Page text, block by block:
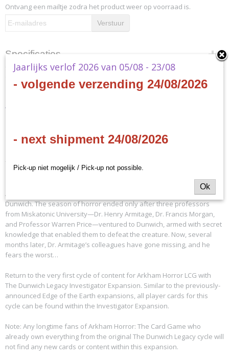
Ontvang een mailtje zodra het product weer op voorraad is.
Verstuur
Specificaties
Productcode
AHC65
Omschrijving
Arkham Horror - The
- EN
A monstrous presence once terrorized the secluded village of
Dunwich. The season of horror ended only after three professors
from Miskatonic University—Dr. Henry Armitage, Dr. Francis Morgan,
and Professor Warren Price—ventured to Dunwich, armed with secret
knowledge that enabled them to defeat the creature. Now, several
months later, Dr. Armitage’s colleagues have gone missing, and he
fears the worst…
Return to the very first cycle of content for Arkham Horror LCG with
The Dunwich Legacy Investigator Expansion. Similar to the previously-
announced Edge of the Earth expansions, all player cards for this
cycle can be found within the Investigator Expansion.
Note: Any longtime fans of Arkham Horror: The Card Game who
already own everything from the original The Dunwich Legacy cycle will
not find any new cards or content within this expansion.
Jaarlijks verlof 2026 van 05/08 - 23/08
- volgende verzending 24/08/2026
- next shipment 24/08/2026
Pick-up niet mogelijk / Pick-up not possible.
Ok